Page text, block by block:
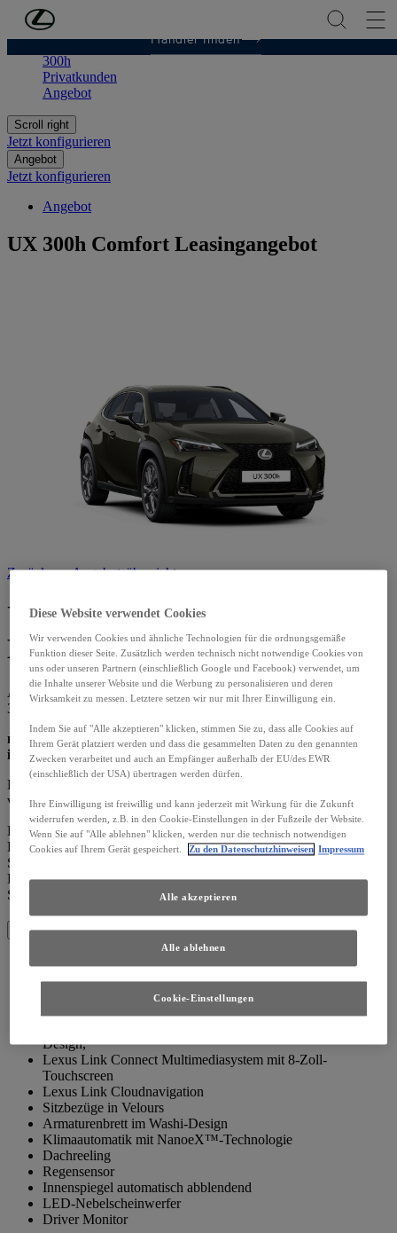
Zum Hauptinhalt springen
Händler finden
300h
Privatkunden
Angebot
Scroll right
Jetzt konfigurieren
Angebot
Jetzt konfigurieren
Angebot
UX 300h Comfort Leasingangebot
Zurück zur Angebotsübersicht
UX 300h Comfort
Leasingangebot
Ab
306,00 €/Monat
mtl. leasen*
inkl. Wechselprämie¹ zzgl. Anzahlung
Relax
von15 Jahren².
Energieverbrauch Lexus UX 300h Comfort (Hybrid) mit 2,0-l-
Benzinmotor 112 kW (152 PS) und Elektromotor 83 kW (113 PS),
Systemleistung: 146 kW (199 PS), kombiniert: 5,0 l/100km; CO₂-
Emissionen kombiniert: 113 g/km; CO₂-Klasse C. Abbildung zeigt
Sonderausstattung.
Highlights
LED-Scheinwerfer mit Fernlicht-Assistent
Lexus Safety System + mit Pre-Crash Safety-System,
Spurverlassenswarnung, Kreuzungs-Assistent und Notlenk-
Design,
Lexus Link Connect Multimediasystem mit 8-Zoll-
Touchscreen
Lexus Link Cloudnavigation
Sitzbezüge in Velours
Armaturenbrett im Washi-Design
Klimaautomatik mit NanoeX™-Technologie
Dachreeling
Regensensor
Innenspiegel automatisch abblendend
LED-Nebelscheinwerfer
Driver Monitor
Diese Website verwendet Cookies
Wir verwenden Cookies und ähnliche Technologien für die ordnungsgemäße
Funktion dieser Seite. Zusätzlich werden technisch nicht notwendige Cookies von
uns oder unseren Partnern (einschließlich Google und Facebook) verwendet, um
die Inhalte unserer Website und die Werbung zu personalisieren und deren
Wirksamkeit zu messen. Letztere setzen wir nur mit Ihrer Einwilligung ein.
Indem Sie auf "Alle akzeptieren" klicken, stimmen Sie zu, dass alle Cookies auf
Ihrem Gerät platziert werden und dass die gesammelten Daten zu den genannten
Zwecken verarbeitet und auch an Empfänger außerhalb der EU/des EWR
(einschließlich der USA) übertragen werden dürfen.
Ihre Einwilligung ist freiwillig und kann jederzeit mit Wirkung für die Zukunft
widerrufen werden, z.B. in den Cookie-Einstellungen in der Fußzeile der Website.
Wenn Sie auf "Alle ablehnen" klicken, werden nur die technisch notwendigen
Cookies auf Ihrem Gerät gespeichert.
Zu den Datenschutzhinweisen Impressum
Cookie-Einstellungen
Alle ablehnen
Alle akzeptieren